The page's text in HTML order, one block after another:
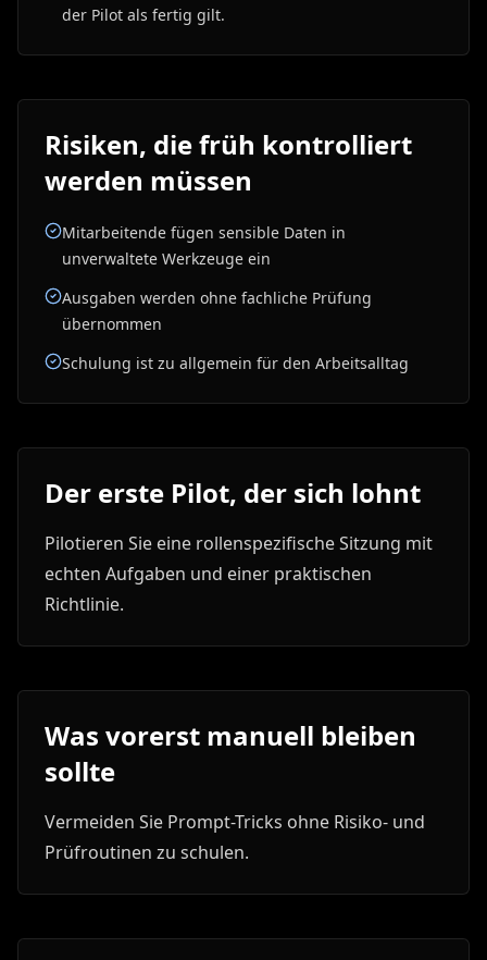
der Pilot als fertig gilt.
Risiken, die früh kontrolliert
werden müssen
Mitarbeitende fügen sensible Daten in
unverwaltete Werkzeuge ein
Ausgaben werden ohne fachliche Prüfung
übernommen
Schulung ist zu allgemein für den Arbeitsalltag
Der erste Pilot, der sich lohnt
Pilotieren Sie eine rollenspezifische Sitzung mit
echten Aufgaben und einer praktischen
Richtlinie.
Was vorerst manuell bleiben
sollte
Vermeiden Sie Prompt-Tricks ohne Risiko- und
Prüfroutinen zu schulen.